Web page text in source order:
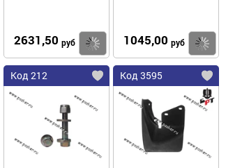
2631,50 руб Купить
1045,00 руб
Код 212 Код 3595